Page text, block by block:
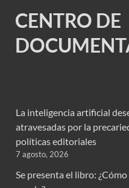
CENTRO DE
La inteligencia artificial
atravesadas por la
políticas editoriales
7 agosto, 2026
Se presenta el libro: